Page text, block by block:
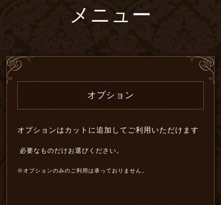
メニュー
オプション
オプションはカットに追加してご利用いただけます
必要なものだけお選びください。
※オプションのみのご利用は承っておりません。